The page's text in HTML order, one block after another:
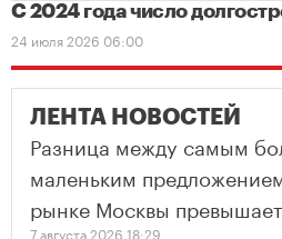
С 2024 года число
24 июля 2026 06:00
ЛЕНТА НОВОСТЕЙ
Разница между самым
маленьким
рынке Москвы
7 августа 2026 18:29